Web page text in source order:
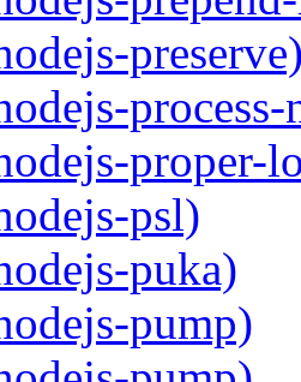
proper-
psl)
puka)
pump)